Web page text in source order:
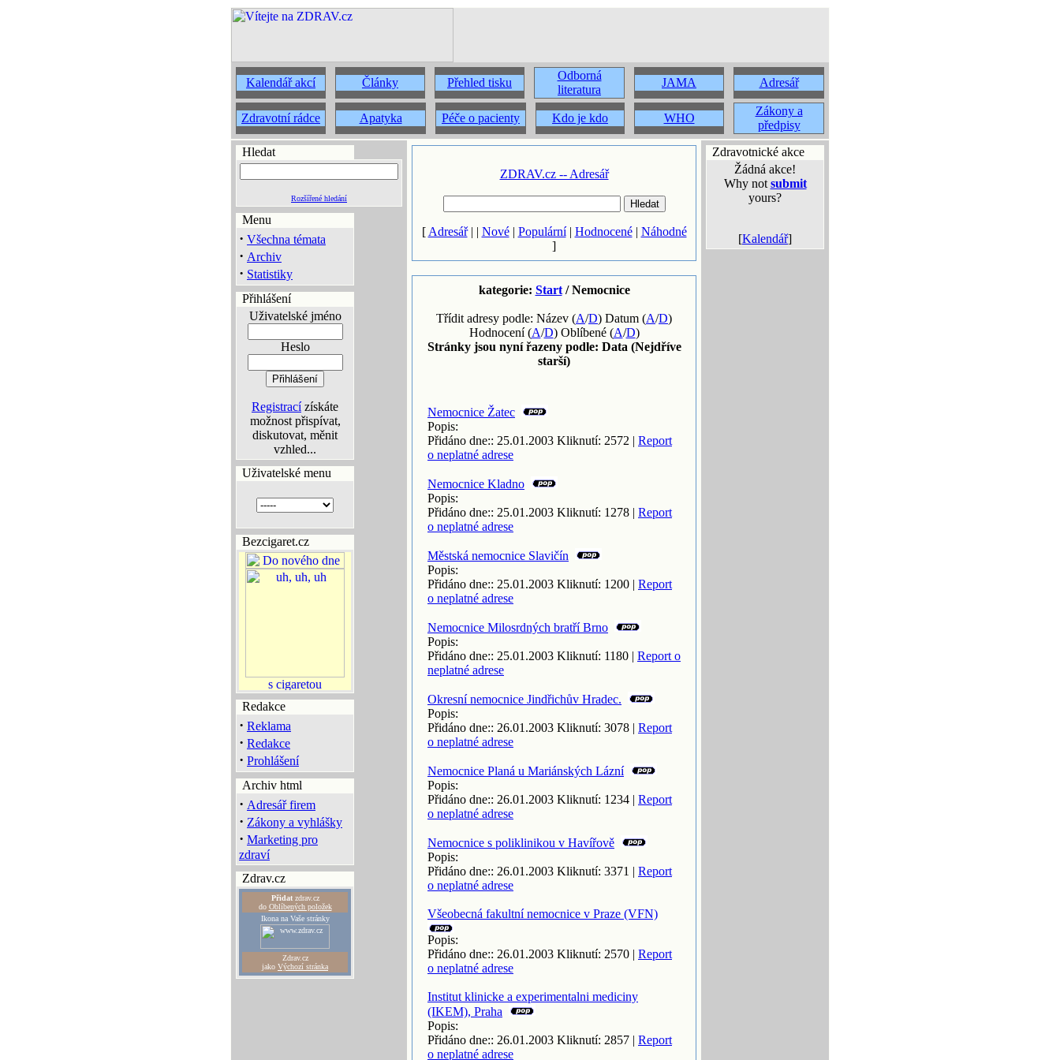
Kalendář akcí Články Přehled tisku
Odborná
literatura
JAMA Adresář
Zdravotní rádce Apatyka Péče o pacienty Kdo je kdo WHO
Zákony a
předpisy
Hledat
Rozšířené hledání
Menu
· Všechna témata
· Archiv
· Statistiky
Přihlášení
Uživatelské jméno
Heslo
Registracízískáte
možnost přispívat,
diskutovat, měnit
vzhled...
Uživatelské menu
Bezcigaret.cz
Redakce
· Reklama
· Redakce
· Prohlášení
Archiv html
· Adresář firem
· Zákony a vyhlášky
· Marketing pro
zdraví
Zdrav.cz
Přidatzdrav.cz
do Oblíbených položek
Ikona na Vaše stránky
Zdrav.cz
jako Výchozí stránka
ZDRAV.cz -- Adresář
[ Adresář| | Nové| Populární| Hodnocené| Náhodné
]
kategorie: Start/ Nemocnice
Třídit adresy podle: Název (A/D) Datum (A/D)
Hodnocení (A/D) Oblíbené (A/D)
Stránky jsou nyní řazeny podle: Data (Nejdříve
starší)
Nemocnice Žatec
Popis:
Přidáno dne:: 25.01.2003 Kliknutí: 2572 | Report
o neplatné adrese
Nemocnice Kladno
Popis:
Přidáno dne:: 25.01.2003 Kliknutí: 1278 | Report
o neplatné adrese
Městská nemocnice Slavičín
Popis:
Přidáno dne:: 25.01.2003 Kliknutí: 1200 | Report
o neplatné adrese
Nemocnice Milosrdných bratří Brno
Popis:
Přidáno dne:: 25.01.2003 Kliknutí: 1180 | Report o
neplatné adrese
Okresní nemocnice Jindřichův Hradec.
Popis:
Přidáno dne:: 26.01.2003 Kliknutí: 3078 | Report
o neplatné adrese
Nemocnice Planá u Mariánských Lázní
Popis:
Přidáno dne:: 26.01.2003 Kliknutí: 1234 | Report
o neplatné adrese
Nemocnice s poliklinikou v Havířově
Popis:
Přidáno dne:: 26.01.2003 Kliknutí: 3371 | Report
o neplatné adrese
Všeobecná fakultní nemocnice v Praze (VFN)
Popis:
Přidáno dne:: 26.01.2003 Kliknutí: 2570 | Report
o neplatné adrese
Institut klinicke a experimentalni mediciny
(IKEM), Praha
Popis:
Přidáno dne:: 26.01.2003 Kliknutí: 2857 | Report
o neplatné adrese
Zdravotnické akce
Žádná akce!
Why not submit
yours?
[Kalendář]